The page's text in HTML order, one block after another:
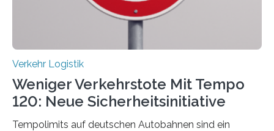
Verkehr Logistik
Weniger Verkehrstote Mit Tempo
120: Neue Sicherheitsinitiative
Tempolimits auf deutschen Autobahnen sind ein